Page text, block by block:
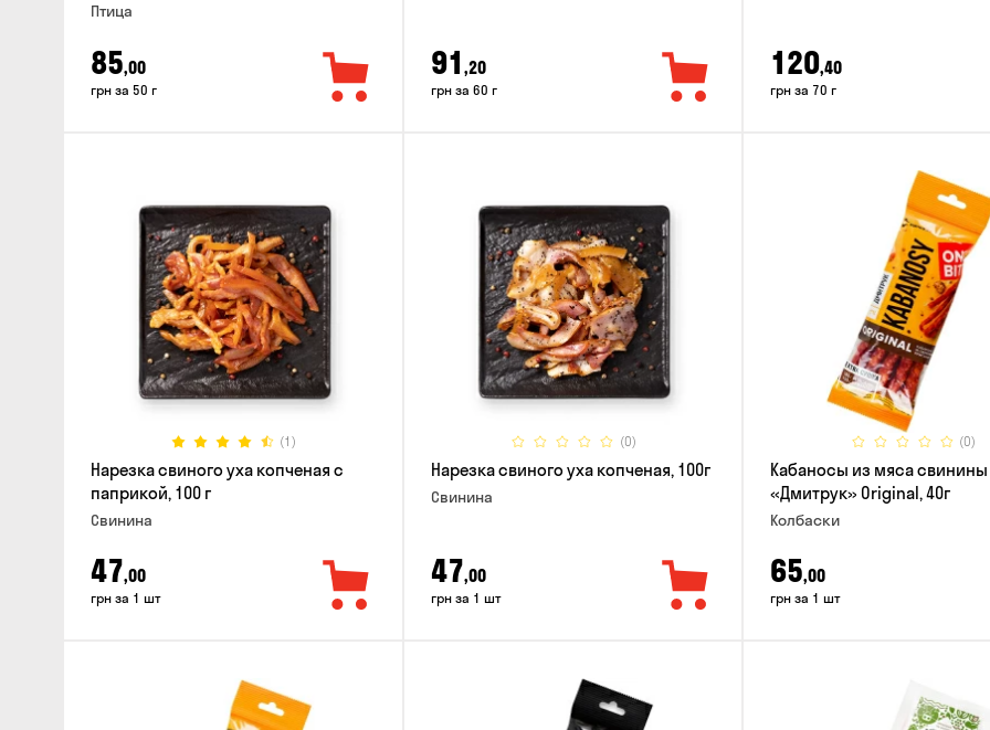
Птица
85,00
грн за 50 г
91 ,20
грн за 60 г
120,40
грн за 70 г
(1)
Нарезка свиного уха копченая с
паприкой, 100 г
Свинина
47,00
грн за 1 шт
(0)
Нарезка свиного уха копченая, 100г
Свинина
47,00
грн за 1 шт
(0)
Кабаносы из мяса свинины
«Дмитрук» Original, 40г
Колбаски
65,00
грн за 1 шт